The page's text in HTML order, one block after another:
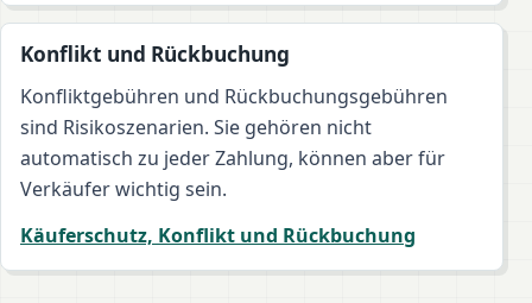
Konflikt und Rückbuchung
Konfliktgebühren und Rückbuchungsgebühren
sind Risikoszenarien. Sie gehören nicht
automatisch zu jeder Zahlung, können aber für
Verkäufer wichtig sein.
Käuferschutz, Konflikt und Rückbuchung